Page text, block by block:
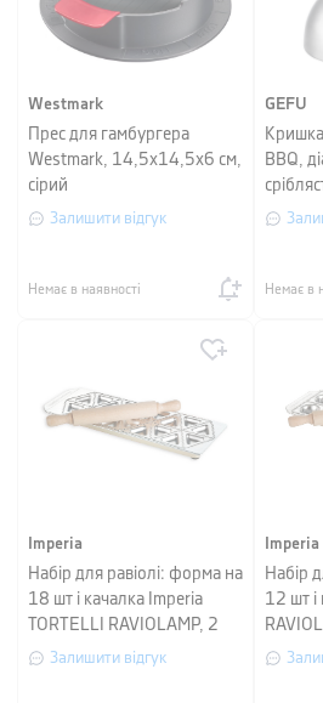
Westmark
Прес для гамбургера
Westmark, 14,5x14,5x6 см,
сірий
Залишити відгук
Немає в наявності
GEFU
BBQ,
Немає в
Imperia
Набір для равіолі: форма на
18 шт і качалка Imperia
TORTELLI RAVIOLAMP, 2
предмети
Залишити відгук
Imperia
Набір
12 шт і